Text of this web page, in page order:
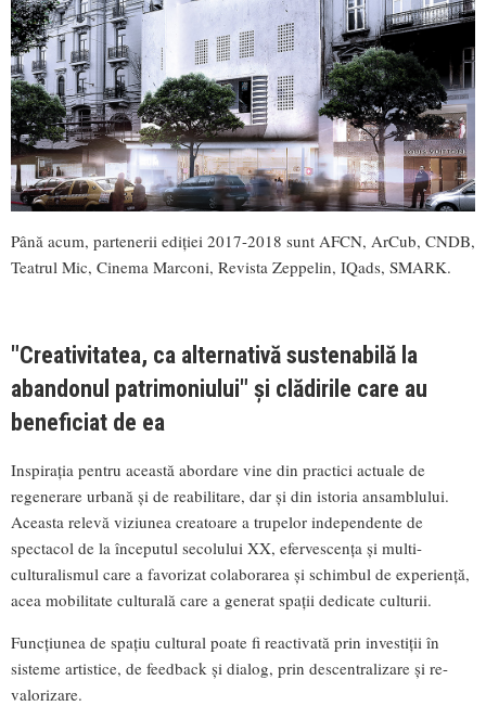
Până acum, partenerii ediției 2017-2018 sunt AFCN, ArCub, CNDB,
Teatrul Mic, Cinema Marconi, Revista Zeppelin, IQads, SMARK.
"Creativitatea, ca alternativă sustenabilă la
abandonul patrimoniului" și clădirile care au
beneficiat de ea
Inspirația pentru această abordare vine din practici actuale de
regenerare urbană și de reabilitare, dar și din istoria ansamblului.
Aceasta relevă viziunea creatoare a trupelor independente de
spectacol de la începutul secolului XX, efervescența și multi-
culturalismul care a favorizat colaborarea și schimbul de experiență,
acea mobilitate culturală care a generat spații dedicate culturii.
Funcțiunea de spațiu cultural poate fi reactivată prin investiții în
sisteme artistice, de feedback și dialog, prin descentralizare și re-
valorizare.